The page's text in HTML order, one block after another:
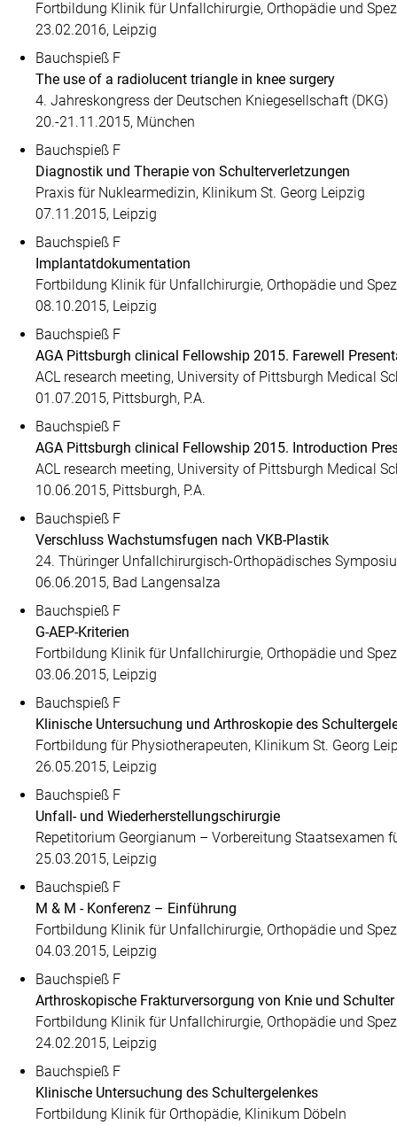
Fortbildung Klinik für Unfallchirurgie, Orthopädie und
23.02.2016, Leipzig
Bauchspieß F
The use of a radiolucent triangle in knee surgery
4. Jahreskongress der Deutschen Kniegesellschaft (DKG)
20.-21.11.2015, München
Bauchspieß F
Diagnostik und Therapie von Schulterverletzungen
Praxis für Nuklearmedizin, Klinikum St. Georg Leipzig
07.11.2015, Leipzig
Bauchspieß F
Implantatdokumentation
Fortbildung Klinik für Unfallchirurgie, Orthopädie und
08.10.2015, Leipzig
Bauchspieß F
AGA Pittsburgh clinical Fellowship 2015. Farewell
ACL research meeting, University of Pittsburgh Medical
01.07.2015, Pittsburgh, P.A.
Bauchspieß F
AGA Pittsburgh clinical Fellowship 2015. Introduction
ACL research meeting, University of Pittsburgh Medical
10.06.2015, Pittsburgh, P.A.
Bauchspieß F
Verschluss Wachstumsfugen nach VKB-Plastik
24. Thüringer Unfallchirurgisch-Orthopädisches
06.06.2015, Bad Langensalza
Bauchspieß F
G-AEP-Kriterien
Fortbildung Klinik für Unfallchirurgie, Orthopädie und
03.06.2015, Leipzig
Bauchspieß F
Klinische Untersuchung und Arthroskopie des
Fortbildung für Physiotherapeuten, Klinikum St. Georg
26.05.2015, Leipzig
Bauchspieß F
Unfall- und Wiederherstellungschirurgie
Repetitorium Georgianum – Vorbereitung Staatsexamen
25.03.2015, Leipzig
Bauchspieß F
M & M - Konferenz – Einführung
Fortbildung Klinik für Unfallchirurgie, Orthopädie und
04.03.2015, Leipzig
Bauchspieß F
Arthroskopische Frakturversorgung von Knie und Schulter
Fortbildung Klinik für Unfallchirurgie, Orthopädie und
24.02.2015, Leipzig
Bauchspieß F
Klinische Untersuchung des Schultergelenkes
Fortbildung Klinik für Orthopädie, Klinikum Döbeln